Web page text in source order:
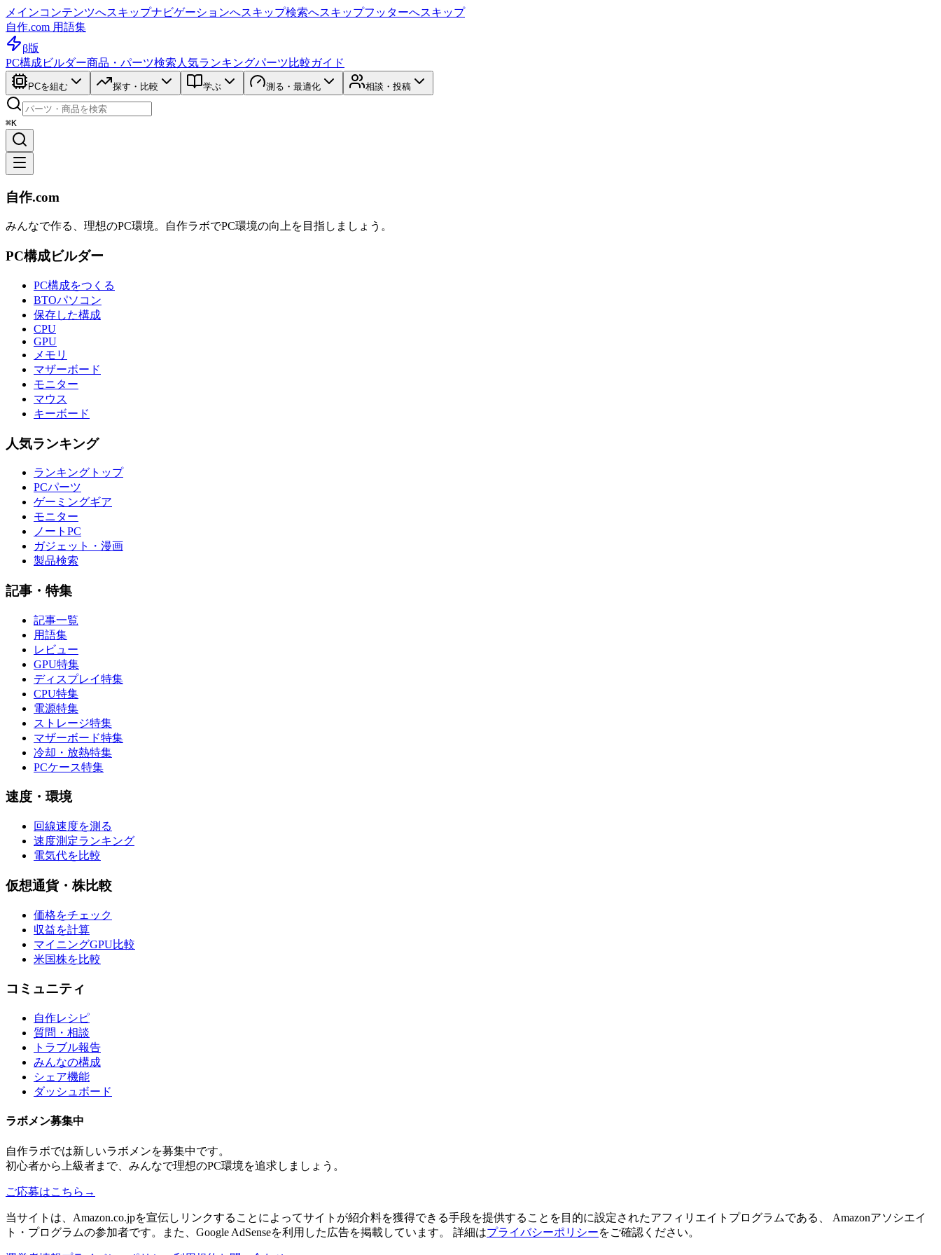
メインコンテンツへスキップナビゲーションへスキップ検索へスキップフッターへスキップ
自作.com 用語集
β版
PC構成ビルダー商品・パーツ検索 人気ランキングパーツ比較ガイド
PCを組む 探す・比較 学ぶ 測る・最適化 相談・投稿
⌘K
自作.com
みんなで作る、理想のPC環境。 自作ラボでPC環境の向上を目指しましょう。
PC構成ビルダー
PC構成をつくる
BTOパソコン
保存した構成
CPU
GPU
メモリ
マザーボード
モニター
マウス
キーボード
人気ランキング
ランキングトップ
PCパーツ
ゲーミングギア
モニター
ノートPC
ガジェット・漫画
製品検索
記事・特集
記事一覧
用語集
レビュー
GPU特集
ディスプレイ特集
CPU特集
電源特集
ストレージ特集
マザーボード特集
冷却・放熱特集
PCケース特集
速度・環境
回線速度を測る
速度測定ランキング
電気代を比較
仮想通貨・株比較
価格をチェック
収益を計算
マイニングGPU比較
米国株を比較
コミュニティ
自作レシピ
質問・相談
トラブル報告
みんなの構成
シェア機能
ダッシュボード
ラボメン募集中
自作ラボでは新しいラボメンを募集中です。
初心者から上級者まで、みんなで理想のPC環境を追求しましょう。
ご応募はこちら →
当サイトは、Amazon.co.jpを宣伝しリンクすることによってサイトが紹介料を獲得できる手段を提供することを目的に設定されたアフィリエイトプログラムである、 Amazonアソシエイ
ト・プログラムの参加者です。また、Google AdSenseを利用した広告を掲載しています。 詳細はプライバシーポリシーをご確認ください。